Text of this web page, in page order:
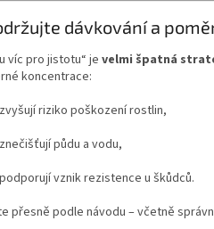
dávkování a
víc pro jistotu“ je velmi špatná
koncentrace:
zvyšují riziko poškození rostlin,
znečišťují půdu a vodu,
podporují vznik rezistence u škůdců.
přesně podle návodu – včetně